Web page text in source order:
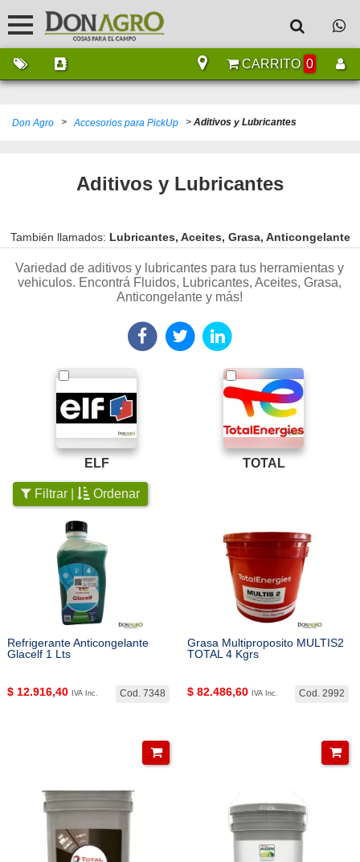
CARRITO 0
Don Agro > Accesorios para PickUp > Aditivos y Lubricantes
Aditivos y Lubricantes
También llamados: Lubricantes, Aceites, Grasa, Anticongelante
Variedad de aditivos y lubricantes para tus herramientas y
vehiculos. Encontrá Fluidos, Lubricantes, Aceites, Grasa,
Anticongelante y más!
ELF TOTAL
Filtrar | Ordenar
Refrigerante Anticongelante
Glacelf 1 Lts
Cod. 7348
$ 12.916,40 IVA Inc.
Grasa Multiproposito MULTIS2
TOTAL 4 Kgrs
Cod. 2992
$ 82.486,60 IVA Inc.